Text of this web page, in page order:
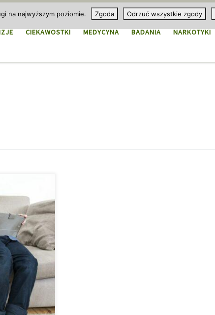
CIEKAWOSTKI MEDYCYNA BADANIA NARKOTYKI
korzystanie
wśród
Wraz z
Instagram
na najwyższym poziomie. Zgoda Odrzuć wszystkie zgody